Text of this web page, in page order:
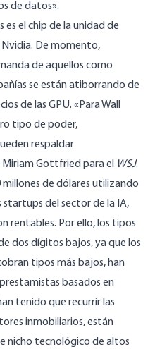
de datos».
es el chip de la unidad de
De momento,
de aquellos como
se están atiborrando de
de las GPU. «Para Wall
tipo de poder,
respaldar
Miriam Gottfried para el WSJ.
millones de dólares utilizando
startups del sector de la IA,
rentables. Por ello, los tipos
dos dígitos bajos, ya que los
tipos más bajos, han
basados en
tenido que recurrir las
inmobiliarios, están
nicho tecnológico de altos